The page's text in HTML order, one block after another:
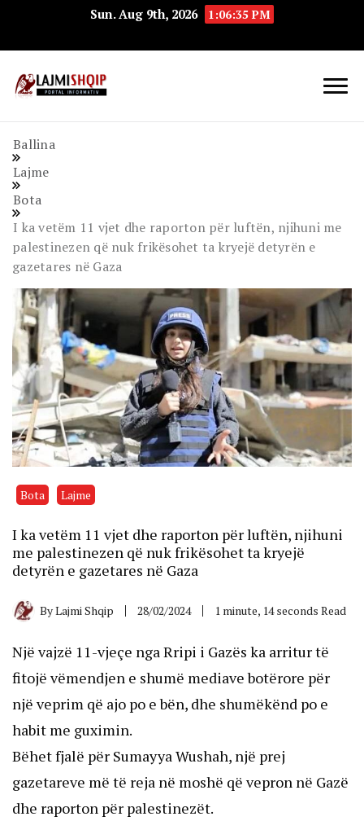
Sun. Aug 9th, 2026 1:06:36 PM
Ballina
Lajme
Bota
I ka vetëm 11 vjet dhe raporton për luftën, njihuni me
palestinezen që nuk frikësohet ta kryejë detyrën e
gazetares në Gaza
Bota Lajme
I ka vetëm 11 vjet dhe raporton për luftën, njihuni
me palestinezen që nuk frikësohet ta kryejë
detyrën e gazetares në Gaza
ByLajmi Shqip 28/02/2024 1 minute, 14 seconds Read
Një vajzë 11-vjeçe nga Rripi i Gazës ka arritur të
fitojë vëmendjen e shumë mediave botërore për
një veprim që ajo po e bën, dhe shumëkënd po e
habit me guximin.
Bëhet fjalë për Sumayya Wushah, një prej
gazetareve më të reja në moshë që vepron në Gazë
dhe raporton për palestinezët.